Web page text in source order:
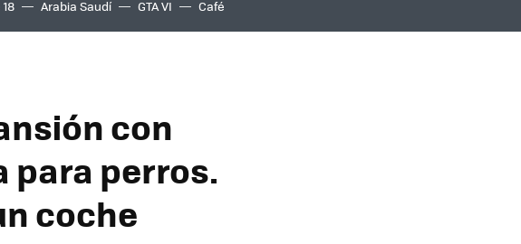
Arabia Saudí GTA VI Café
con
para perros.
coche